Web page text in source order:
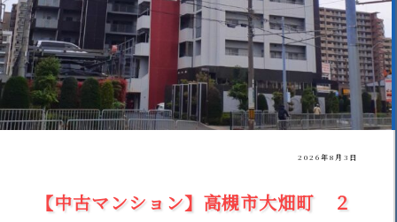
2026年8月3日
【中古マンション】高槻市大畑町 ２